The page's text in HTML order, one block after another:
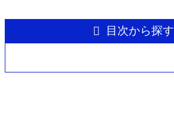
目次から探す